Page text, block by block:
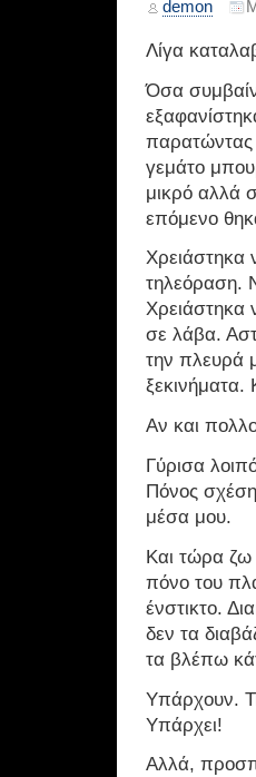
demon
Λίγα
Όσα
παρατώντας
γεμάτο
μικρό αλλά
επόμενο
τηλεόραση.
Χρειάστηκα
σε λάβα.
την πλευρά
ξεκινήματα.
Αν και
Γύρισα
Πόνος
μέσα μου.
Και τώρα ζω
πόνο του
ένστικτο.
δεν τα
τα βλέπω
Υπάρχουν.
Υπάρχει!
Αλλά,